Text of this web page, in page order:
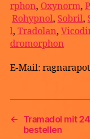
rphon, Oxynorm,
Rohypnol, Sobril,
l, Tradolan,
dromorphon
E-Mail:
←
Tramadol mit
bestellen